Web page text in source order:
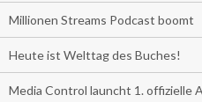
Millionen Streams Podcast boomt
Heute ist Welttag des Buches!
Media Control launcht 1. offizielle